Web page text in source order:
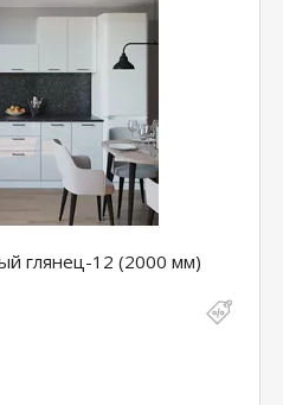
глянец-12 (2000 мм)